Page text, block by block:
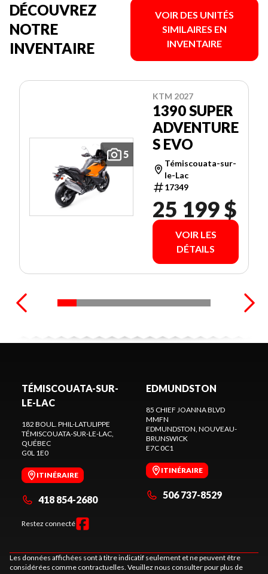
DÉCOUVREZ
NOTRE
INVENTAIRE
VOIR DES UNITÉS
SIMILAIRES EN
INVENTAIRE
5
KTM 2027
1390 SUPER
ADVENTURE
S EVO
Témiscouata-sur-
le-Lac
17349
25 199 $
VOIR LES
DÉTAILS
TÉMISCOUATA-SUR-
LE-LAC
182 BOUL. PHIL-LATULIPPE
TÉMISCOUATA-SUR-LE-LAC
QUÉBEC
G0L 1E0
ITINÉRAIRE
418 854-2680
Restez connecté
EDMUNDSTON
85 CHIEF JOANNA BLVD
MMFN
EDMUNDSTON , NOUVEAU-
BRUNSWICK
E7C 0C1
ITINÉRAIRE
506 737-8529
Les données affichées sont à titre indicatif seulement et ne peuvent être
considérées comme contractuelles. Veuillez nous consulter pour plus de